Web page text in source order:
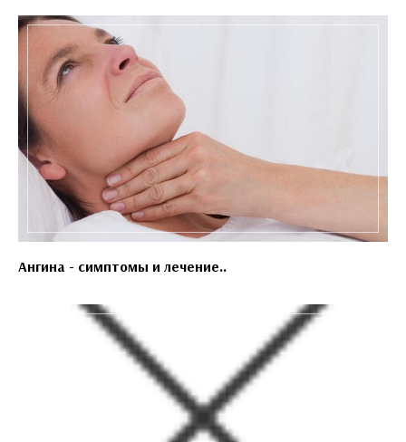
Ангина - симптомы и лечение..